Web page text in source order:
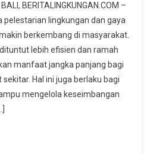
Keberlanjutan,
Wamen
Alue
Serukan
Inovasi
Lingkungan
Di
BERITALINGKUNGAN.COM –
pelestarian lingkungan dan gaya
berkembang di masyarakat.
lebih efisien dan ramah
manfaat jangka panjang bagi
Hal ini juga berlaku bagi
mengelola keseimbangan